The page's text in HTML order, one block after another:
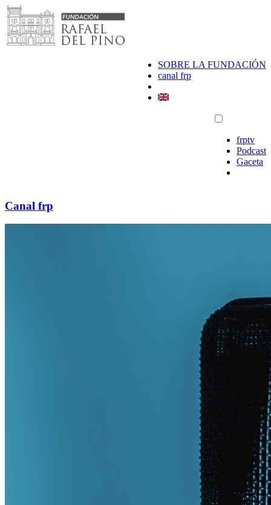
Saltar
al
contenido
SOBRE LA FUNDACIÓN
canal frp
frptv
Podcast
Gaceta
Canal frp